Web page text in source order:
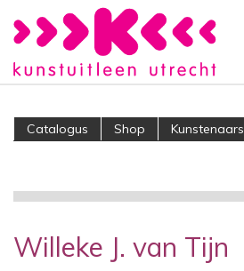
Catalogus Shop Kunstenaars
Willeke J. van Tijn